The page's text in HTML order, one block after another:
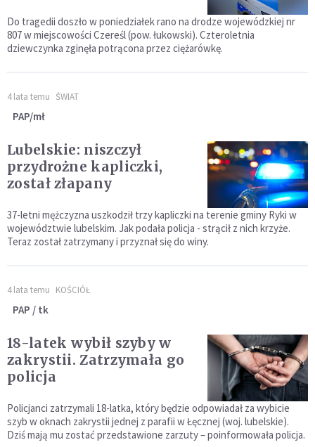
Do tragedii doszło w poniedziałek rano na drodze wojewódzkiej nr
807 w miejscowości Czereśl (pow. łukowski). Czteroletnia
dziewczynka zginęła potrącona przez ciężarówkę.
4 lata temu ŚWIAT
PAP/mł
Lubelskie: niszczył
przydrożne kapliczki,
został złapany
37-letni mężczyzna uszkodził trzy kapliczki na terenie gminy Ryki w
województwie lubelskim. Jak podała policja - strącił z nich krzyże.
Teraz został zatrzymany i przyznał się do winy.
4 lata temu KOŚCIÓŁ
PAP / tk
18-latek wybił szyby w
zakrystii. Zatrzymała go
policja
Policjanci zatrzymali 18-latka, który będzie odpowiadał za wybicie
szyb w oknach zakrystii jednej z parafii w Łęcznej (woj. lubelskie).
Dziś mają mu zostać przedstawione zarzuty – poinformowała policja.